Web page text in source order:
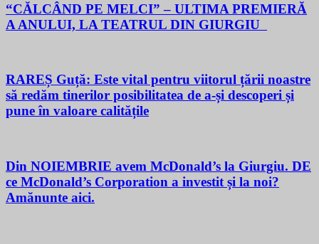
“CĂLCÂND PE MELCI” – ULTIMA PREMIERĂ
A ANULUI, LA TEATRUL DIN GIURGIU
RAREȘ Guță: Este vital pentru viitorul țării noastre
să redăm tinerilor posibilitatea de a-și descoperi și
pune în valoare calitățile
Din NOIEMBRIE avem McDonald’s la Giurgiu. DE
ce McDonald’s Corporation a investit și la noi?
Amănunte aici.